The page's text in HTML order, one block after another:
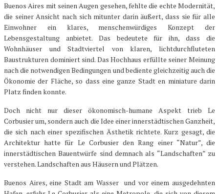
Buenos Aires mit seinen Augen gesehen, fehlte die echte Modernität,
die seiner Ansicht nach sich mitunter darin äußert, dass sie für alle
Einwohner ein klares, menschenwürdiges Konzept der
Lebensgestaltung anbietet. Das bedeutete für ihn, dass die
Wohnhäuser und Stadtviertel von klaren, lichtdurchfluteten
Baustrukturen dominiert sind. Das Hochhaus erfüllte seiner Meinung
nach die notwendigen Bedingungen und bediente gleichzeitig auch die
Ökonomie der Fläche, so dass eine ganze Stadt en miniature darin
Platz finden konnte.
Doch nicht nur dieser ökonomisch-humane Aspekt trieb Le
Corbusier um, sondern auch die Idee einer innerstädtischen Ganzheit,
die sich nach einer spezifischen Ästhetik richtete. Kurz gesagt, die
Architektur hatte für Le Corbusier den Rang einer “Natur”, die
innerstädtischen Bauentwürfe sind demnach als “Landschaften” zu
verstehen. Landschaften aus Häusern und Plätzen.
Buenos Aires, eine Stadt am Wasser und vor einem ausgedehnten